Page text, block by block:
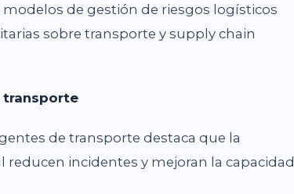
de gestión de riesgos logísticos
sobre transporte y supply chain
transporte
de transporte destaca que la
incidentes y mejoran la capacidad